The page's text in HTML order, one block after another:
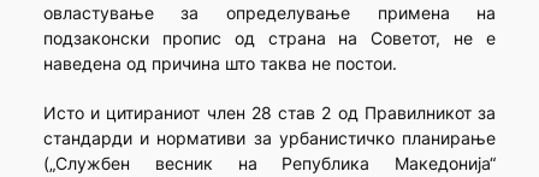
овластување за определување примена на
подзаконски пропис од страна на Советот, не е
наведена од причина што таква не постои.
Исто и цитираниот член 28 став 2 од Правилникот за
стандарди и нормативи за урбанистичко планирање
(„Службен весник на Република Македонија“